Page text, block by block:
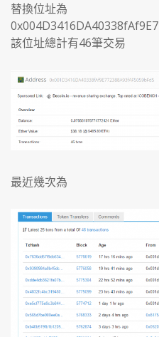
替換位址為
該位址總計有46筆交易
最近幾次為